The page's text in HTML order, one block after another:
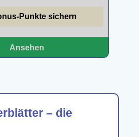
Punkte sichern
Ansehen
– die